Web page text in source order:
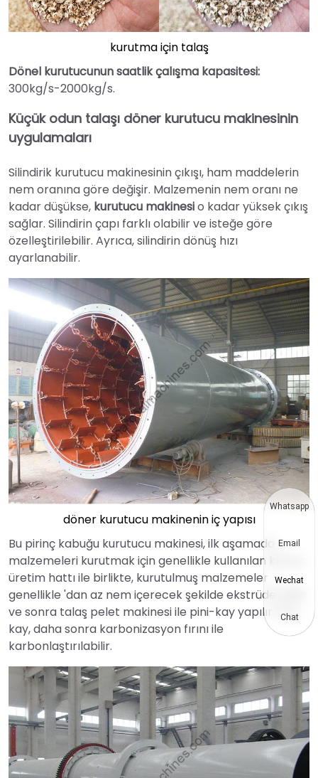
kurutma için talaş
Dönel kurutucunun saatlik çalışma kapasitesi:
300kg/s-2000kg/s.
Küçük odun talaşı döner kurutucu makinesinin
uygulamaları
Silindirik kurutucu makinesinin çıkışı, ham maddelerin
nem oranına göre değişir. Malzemenin nem oranı ne
kadar düşükse, kurutucu makinesio kadar yüksek çıkış
sağlar. Silindirin çapı farklı olabilir ve isteğe göre
özelleştirilebilir. Ayrıca, silindirin dönüş hızı
ayarlanabilir.
döner kurutucu makinenin iç yapısı
Bu pirinç kabuğu kurutucu makinesi, ilk aşamada
malzemeleri kurutmak için genellikle kullanılan kömür
üretim hattı ile birlikte, kurutulmuş malzemeler
genellikle 'dan az nem içerecek şekilde ekstrüde edilir
ve sonra talaş pelet makinesi ile pini-kay yapılır. Pini-
kay, daha sonra karbonizasyon fırını ile
karbonlaştırılabilir.
Whatsapp
Email
Wechat
Chat